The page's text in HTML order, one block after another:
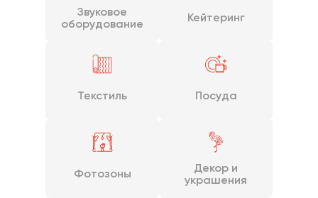
Звуковое
оборудование
Кейтеринг
Текстиль Посуда
Фотозоны
Декор и
украшения